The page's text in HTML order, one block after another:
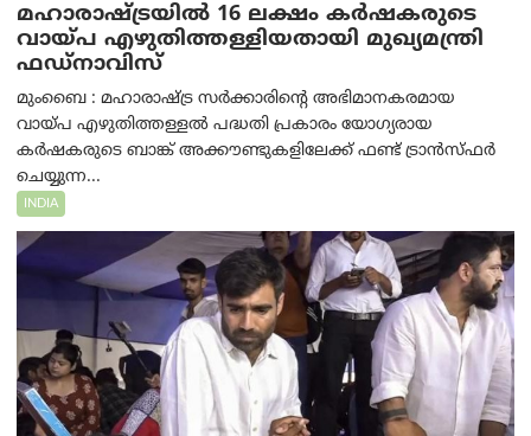
മഹാരാഷ്ട്രയിൽ 16 ലക്ഷം കർഷകരുടെ
വായ്പ എഴുതിത്തള്ളിയതായി മുഖ്യമന്ത്രി
ഫഡ്‌നാവിസ്
മുംബൈ : മഹാരാഷ്ട്ര സർക്കാരിന്റെ അഭിമാനകരമായ
വായ്പ എഴുതിത്തള്ളൽ പദ്ധതി പ്രകാരം യോഗ്യരായ
കർഷകരുടെ ബാങ്ക് അക്കൗണ്ടുകളിലേക്ക് ഫണ്ട് ട്രാൻസ്ഫർ
ചെയ്യുന്ന...
INDIA